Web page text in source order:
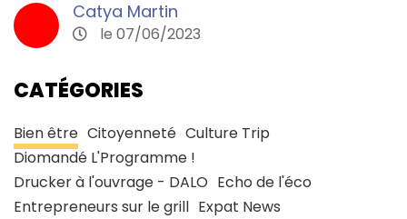
Catya Martin
le 07/06/2023
CATÉGORIES
Bien être Citoyenneté Culture Trip
Diomandé L'Programme !
Drucker à l'ouvrage - DALO Echo de l'éco
Entrepreneurs sur le grill Expat News